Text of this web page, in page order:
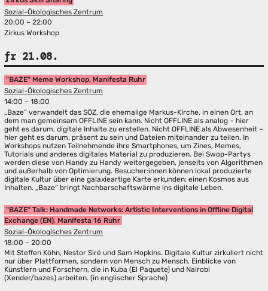
Sozial-Ökologisches Zentrum
20:00 – 22:00
Zirkus Workshop
fr 21.08.
"BAZE" Meme Workshop, Manifesta Ruhr
Sozial-Ökologisches Zentrum
14:00 – 18:00
„Baze“ verwandelt das SÖZ, die ehemalige Markus-Kirche, in einen Ort, an
dem man gemeinsam OFFLINE sein kann. Nicht OFFLINE als analog – hier
geht es darum, digitale Inhalte zu erstellen. Nicht OFFLINE als Abwesenheit –
hier geht es darum, präsent zu sein und Dateien miteinander zu teilen. In
Workshops nutzen Teilnehmende ihre Smartphones, um Zines, Memes,
Tutorials und anderes digitales Material zu produzieren. Bei Swop-Partys
werden diese von Handy zu Handy weitergegeben, jenseits von Algorithmen
und außerhalb von Optimierung. Besucher:innen können lokal produzierte
digitale Kultur über eine galaxieartige Karte erkunden: einen Kosmos aus
Inhalten. „Baze“ bringt Nachbarschaftswärme ins digitale Leben.
"BAZE" Talk: Handmade Networks: Artistic Interventions in Offline Digital
Exchange (EN), Manifesta 16 Ruhr
Sozial-Ökologisches Zentrum
18:00 – 20:00
Mit Steffen Köhn, Nestor Siré und Sam Hopkins. Digitale Kultur zirkuliert nicht
nur über Plattformen, sondern von Mensch zu Mensch. Einblicke von
Künstlern und Forschern, die in Kuba (El Paquete) und Nairobi
(Xender/bazes) arbeiten. (in englischer Sprache)